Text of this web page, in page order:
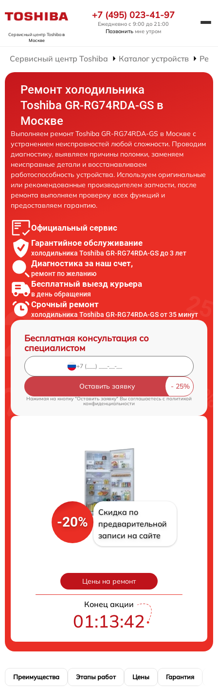
Сервисный центр Toshibaв
Москве
+7 (495) 023-41-97
Ежедневно с 9:00 до 21:00
Позвонить мне утром
Сервисный центр Toshiba Каталог устройств
Ремонт холодильника
Toshiba GR-RG74RDA-GS в
Москве
Выполняем ремонт Toshiba GR-RG74RDA-GS в Москве с
устранением неисправностей любой сложности. Проводим
диагностику, выявляем причины поломки, заменяем
неисправные детали и восстанавливаем
работоспособность устройства. Используем оригинальные
или рекомендованные производителем запчасти, после
ремонта выполняем проверку всех функций и
предоставляем гарантию.
Официальный сервис
Гарантийное обслуживание
холодильника Toshiba GR-RG74RDA-GS до 3 лет
Диагностика за наш счет,
ремонт по желанию
Бесплатный выезд курьера
в день обращения
Срочный ремонт
холодильника Toshiba GR-RG74RDA-GS от 35 минут
Бесплатная консультация со
специалистом
Оставить заявку
Нажимая на кнопку "Оставить заявку" Вы соглашаетесь cполитикой
конфиденциальности
-20%
Скидка по
предварительной
записи на сайте
Цены на ремонт
Конец акции
01:13:41
Преимущества Этапы работ Цены Гарантия